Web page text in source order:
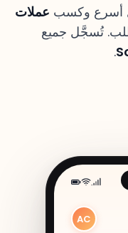
عملات
تُسجَّل جميع
.
AC